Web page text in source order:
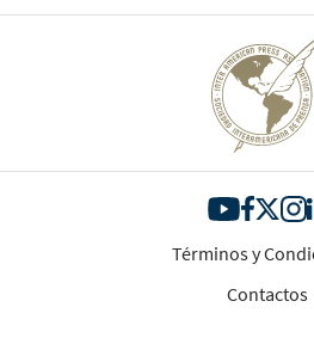
Términos y
Contactos